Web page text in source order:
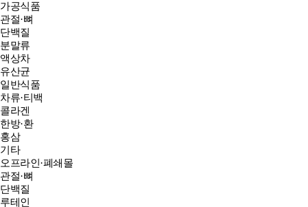
가공식품
관절·뼈
단백질
분말류
액상차
유산균
일반식품
차류·티백
콜라겐
한방·환
홍삼
기타
오프라인·폐쇄몰
관절·뼈
단백질
루테인